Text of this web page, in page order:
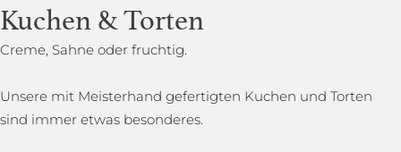
Kuchen & Torten
Creme, Sahne oder fruchtig.
Unsere mit Meisterhand gefertigten Kuchen und Torten
sind immer etwas besonderes.